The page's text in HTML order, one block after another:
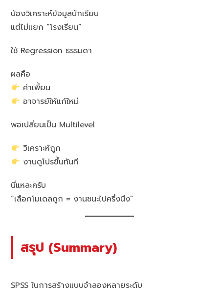
น้องวิเคราะห์ข้อมูลนักเรียน
แต่ไม่แยก “โรงเรียน”
ใช้ Regression ธรรมดา
ผลคือ
ค่าเพี้ยน
อาจารย์ให้แก้ใหม่
พอเปลี่ยนเป็น Multilevel
วิเคราะห์ถูก
งานดูโปรขึ้นทันที
นี่แหละครับ
“เลือกโมเดลถูก = งานชนะไปครึ่งนึง”
สรุป (Summary)
SPSS ในการสร้างแบบจำลองหลายระดับ